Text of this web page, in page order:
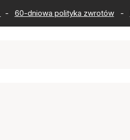
- 60-dniowa polityka zwrotów -